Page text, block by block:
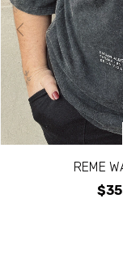
REME